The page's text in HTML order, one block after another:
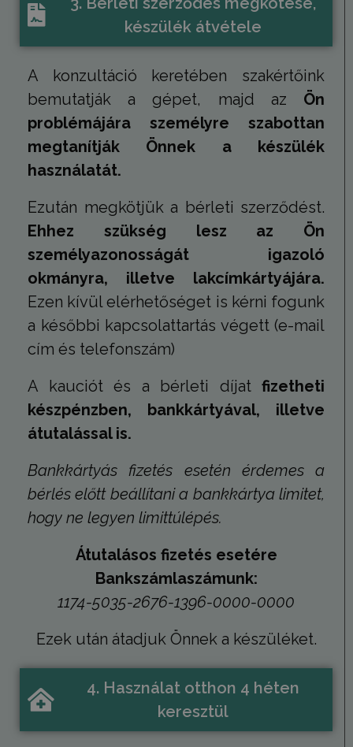
készülék átvétele
A konzultáció keretében szakértőink
bemutatják a gépet, majd az Ön
problémájára személyre szabottan
megtanítják Önnek a készülék
használatát.
Ezután megkötjük a bérleti szerződést.
Ehhez szükség lesz az Ön
személyazonosságát igazoló
okmányra, illetve lakcímkártyájára.
Ezen kívül elérhetőséget is kérni fogunk
a későbbi kapcsolattartás végett (e-mail
cím és telefonszám)
A kauciót és a bérleti díjat fizetheti
készpénzben, bankkártyával, illetve
átutalással is.
Bankkártyás fizetés esetén érdemes a
bérlés előtt beállítani a bankkártya limitet,
hogy ne legyen limittúlépés.
Átutalásos fizetés esetére
Bankszámlaszámunk:
1174-5035-2676-1396-0000-0000
Ezek után átadjuk Önnek a készüléket.
4. Használat otthon 4 héten
keresztül
jelentések
hónap
Google
használja a
Gtest
Gemius
.hit.gemius.pl
7 nap
Ezt a
különböző
tesztelési
során.
Gdyn
Gemius
be. A cél
Google LLC